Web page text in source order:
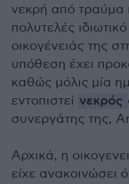
νεκρή από τραύμα
πολυτελές
οικογένειάς της
υπόθεση έχει
καθώς μόλις μία
εντοπιστεί νεκρός
συνεργάτης της,
Αρχικά, η
είχε ανακοινώσει